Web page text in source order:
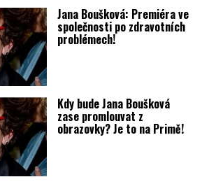
Jana Boušková: Premiéra ve
společnosti po zdravotních
problémech!
Kdy bude Jana Boušková
zase promlouvat z
obrazovky? Je to na Primě!